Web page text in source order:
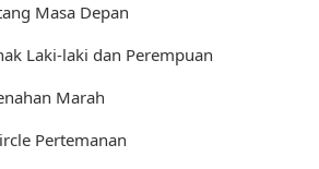
Masa Depan
Laki-laki dan Perempuan
Marah
Pertemanan